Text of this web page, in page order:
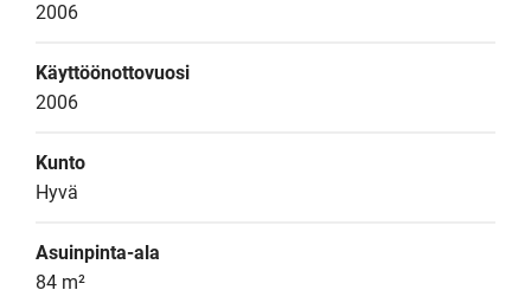
2006
Käyttöönottovuosi
2006
Kunto
Hyvä
Asuinpinta-ala
84 m²